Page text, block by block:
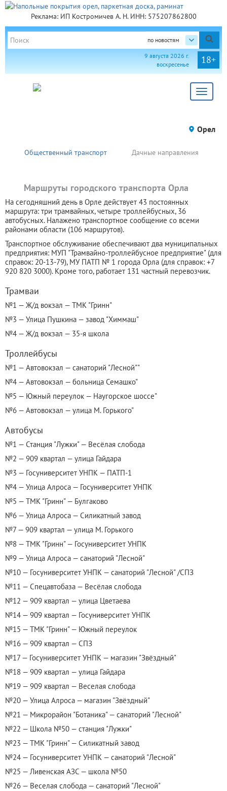
Реклама: ИП Костромичев А. Н. ИНН: 575207862800
по новостям
18+
9 августа 2026 г.
воскресенье
Toggle
Орел
Общественный транспорт Дачные направления
Маршруты городского транспорта Орла
На сегодняшний день в Орле действует 43 постоянных
маршрута: три трамвайных, четыре троллейбусных, 36
автобусных. Налажено транспортное сообщение со всеми
районами области (106 маршрутов).
Транспортное обслуживание обеспечивают два муниципальных
предприятия: МУП "Трамвайно-троллейбусное предприятие" (для
справок: 20-13-79), МУ ПАТП № 1 города Орла (для справок: +7
920 820 3000). Кроме того, работает 131 частный перевозчик.
Трамваи
№1 — Ж/д вокзал — ТМК "Гринн"
№3 — Улица Пушкина — завод "Химмаш"
№4 — Ж/д вокзал — 35-я школа
Троллейбусы
№1 — Автовокзал — санаторий "Лесной""
№4 — Автовокзал — больница Семашко"
№5 — Южный переулок — Наугорское шоссе"
№6 — Автовокзал — улица М. Горького"
Автобусы
№1 — Станция "Лужки" — Весёлая слобода
№2 — 909 квартал — улица Гайдара
№3 — Госуниверситет УНПК — ПАТП-1
№4 — Улица Алроса — Госуниверситет УНПК
№5 — ТМК "Гринн" — Булгаково
№6 — Улица Алроса — Силикатный завод
№7 — 909 квартал — улица М. Горького
№8 — ТМК "Гринн" — Госуниверситет УНПК
№9 — Улица Алроса — санаторий "Лесной"
№10 — Госуниверситет УНПК — санаторий "Лесной" /СПЗ
№11 — Спецавтобаза — Весёлая слобода
№12 — 909 квартал — улица Цветаева
№14 — 909 квартал — Госуниверситет УНПК
№15 — ТМК "Гринн" — Южный переулок
№16 — 909 квартал — СПЗ
№17 — Госуниверситет УНПК — магазин "Звёздный"
№18 — 909 квартал — улица Гайдара
№19 — 909 квартал — Веселая слобода
№20 — Улица Алроса — магазин "Звёздный"
№21 — Микрорайон "Ботаника" — санаторий "Лесной"
№22 — Школа №50 — станция "Лужки"
№23 — ТМК "Гринн" — Силикатный завод
№24 — Госуниверситет УНПК — санаторий "Лесной"
№25 — Ливенская АЗС — школа №50
№26 — Веселая слобода — санаторий "Лесной"